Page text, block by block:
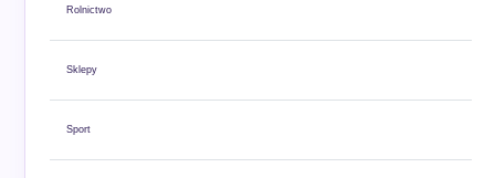
Rolnictwo
Sklepy
Sport